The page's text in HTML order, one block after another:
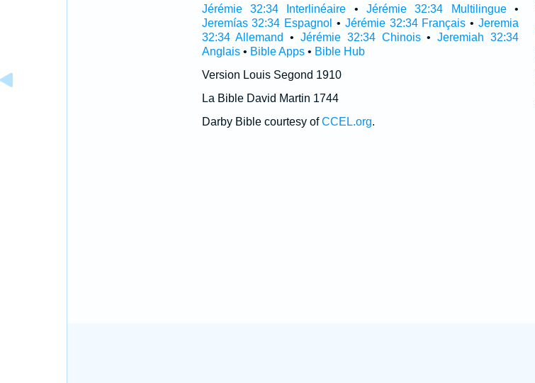
Jérémie 32:34 Interlinéaire • Jérémie 32:34 Multilingue•
Jeremías 32:34 Espagnol • Jérémie 32:34 Français • Jeremia
32:34 Allemand
• Jérémie 32:34 Chinois•Jeremiah 32:34
Anglais• Bible Apps• Bible Hub
Version Louis Segond 1910
La Bible David Martin 1744
Darby Bible courtesy ofCCEL.org.